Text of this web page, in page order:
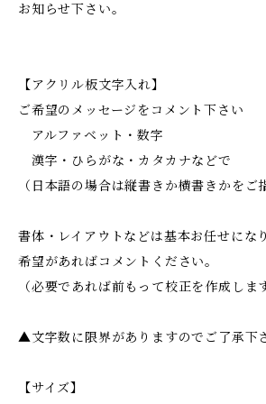
お知らせ下さい。
【アクリル板文字入れ】
ご希望のメッセージをコメント下さい
アルファベット・数字
漢字・ひらがな・カタカナなどで
（日本語の場合は縦書きか横書きかをご
書体・レイアウトなどは基本お任せにな
希望があればコメントください。
（必要であれば前もって校正を作成しま
▲文字数に限界がありますのでご了承下
【サイズ】